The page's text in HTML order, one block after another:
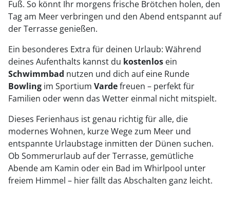
Fuß. So könnt Ihr morgens frische Brötchen holen, den
Tag am Meer verbringen und den Abend entspannt auf
der Terrasse genießen.
Ein besonderes Extra für deinen Urlaub: Während
deines Aufenthalts kannst du kostenlos ein
Schwimmbad nutzen und dich auf eine Runde
Bowling im Sportium Vardefreuen – perfekt für
Familien oder wenn das Wetter einmal nicht mitspielt.
Dieses Ferienhaus ist genau richtig für alle, die
modernes Wohnen, kurze Wege zum Meer und
entspannte Urlaubstage inmitten der Dünen suchen.
Ob Sommerurlaub auf der Terrasse, gemütliche
Abende am Kamin oder ein Bad im Whirlpool unter
freiem Himmel – hier fällt das Abschalten ganz leicht.